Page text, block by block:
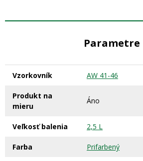
Parametre
Vzorkovník AW 41-46
Produkt na
mieru
Áno
Veľkosť balenia 2,5 L
Farba Prifarbený